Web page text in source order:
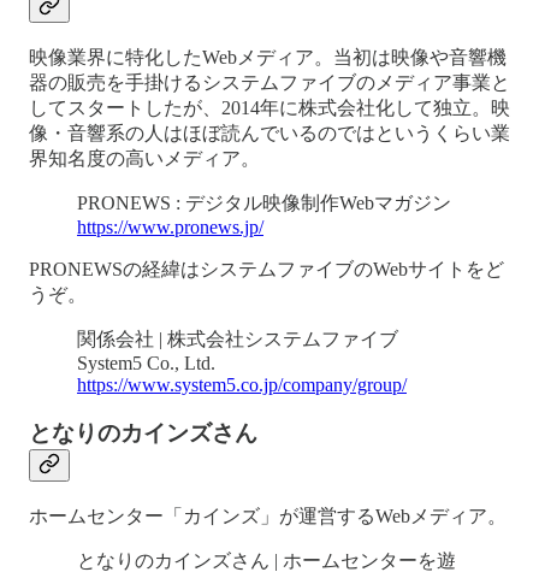
映像業界に特化したWebメディア。当初は映像や音響機
器の販売を手掛けるシステムファイブのメディア事業と
してスタートしたが、2014年に株式会社化して独立。映
像・音響系の人はほぼ読んでいるのではというくらい業
界知名度の高いメディア。
PRONEWS : デジタル映像制作Webマガジン
https://www.pronews.jp/
PRONEWSの経緯はシステムファイブのWebサイトをど
うぞ。
関係会社 | 株式会社システムファイブ
System5 Co., Ltd.
https://www.system5.co.jp/company/group/
となりのカインズさん
ホームセンター「カインズ」が運営するWebメディア。
となりのカインズさん | ホームセンターを遊